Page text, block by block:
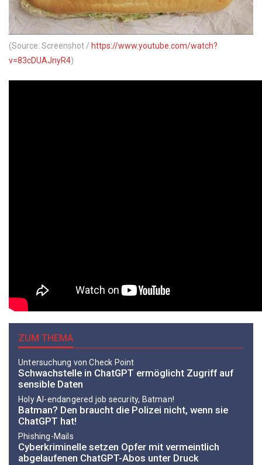
(Source: Screenshot / https://www.youtube.com/watch?
v=83cDUAJnyR4)
ZUM THEMA
Untersuchung von Check Point
Schwachstelle in ChatGPT ermöglicht Zugriff auf
sensible Daten
Holy AI-endangered job security, Batman!
Batman? Den braucht die Polizei nicht, wenn sie
ChatGPT hat!
Phishing-Mails
Cyberkriminelle setzen Opfer mit vermeintlich
abgelaufenen ChatGPT-Abos unter Druck